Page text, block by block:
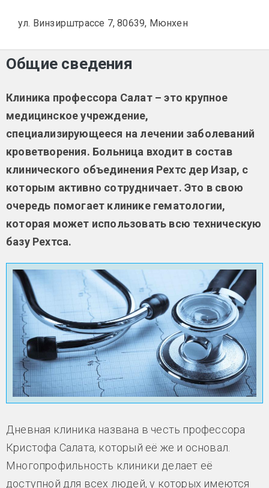
ул. Винзирштрассе 7, 80639, Мюнхен
Общие сведения
Клиника профессора Салат – это крупное
медицинское учреждение,
специализирующееся на лечении заболеваний
кроветворения. Больница входит в состав
клинического объединения Рехтс дер Изар, с
которым активно сотрудничает. Это в свою
очередь помогает клинике гематологии,
которая может использовать всю техническую
базу Рехтса.
Дневная клиника названа в честь профессора
Кристофа Салата, который её же и основал.
Многопрофильность клиники делает её
доступной для всех людей, у которых имеются